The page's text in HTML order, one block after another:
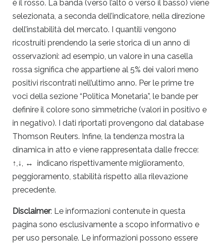
è il rosso. La banda (verso l’alto o verso il basso) viene
selezionata, a seconda dell’indicatore, nella direzione
dell’instabilità del mercato. I quantili vengono
ricostruiti prendendo la serie storica di un anno di
osservazioni: ad esempio, un valore in una casella
rossa significa che appartiene al 5% dei valori meno
positivi riscontrati nell’ultimo anno. Per le prime tre
voci della sezione “Politica Monetaria”, le bande per
definire il colore sono simmetriche (valori in positivo e
in negativo). I dati riportati provengono dal database
Thomson Reuters. Infine, la tendenza mostra la
dinamica in atto e viene rappresentata dalle frecce:
↑,↓, ↔ indicano rispettivamente miglioramento,
peggioramento, stabilità rispetto alla rilevazione
precedente.
Disclaimer: Le informazioni contenute in questa
pagina sono esclusivamente a scopo informativo e
per uso personale. Le informazioni possono essere